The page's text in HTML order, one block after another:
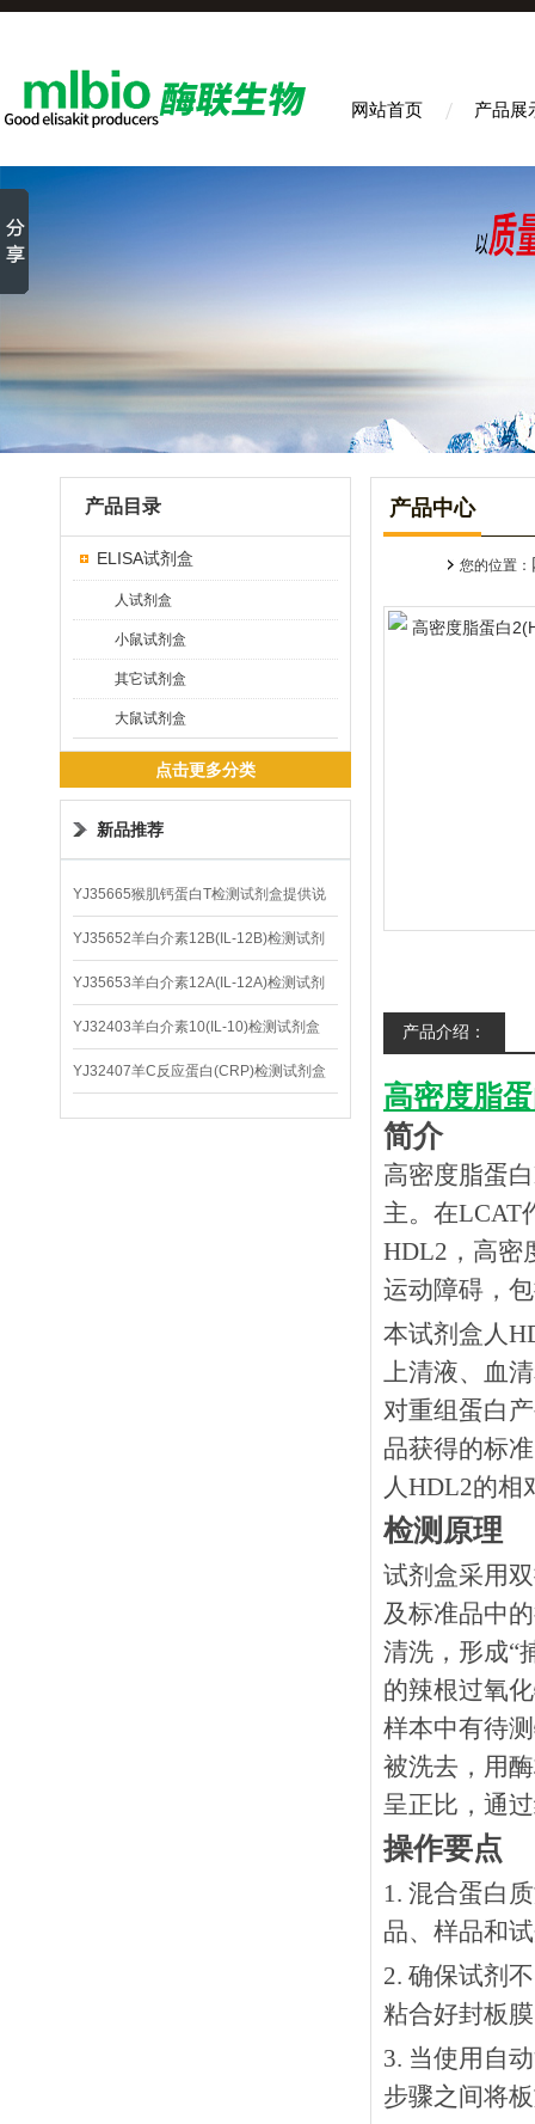
网站首页 产品展
产品目录
ELISA试剂盒
人试剂盒
小鼠试剂盒
其它试剂盒
大鼠试剂盒
点击更多分类
新品推荐
YJ35665猴肌钙蛋白T检测试剂盒提供说
明书
YJ35652羊白介素12B(IL-12B)检测试剂
盒
YJ35653羊白介素12A(IL-12A)检测试剂
盒
YJ32403羊白介素10(IL-10)检测试剂盒
YJ32407羊C反应蛋白(CRP)检测试剂盒
产品中心
您的位置：
产品介绍：
高密度脂
简介
高密度脂蛋
主。在LCAT
HDL2，高密
运动障碍，
本试剂盒人
上清液、血
对重组蛋白
品获得的标
人HDL2的相
检测原理
试剂盒采用
及标准品中
清洗，形成“
的辣根过氧
样本中有待
被洗去，用
呈正比，通
操作要点
1. 混合蛋白
品、样品和
2. 确保试剂
粘合好封板
3. 当使用自
步骤之间将